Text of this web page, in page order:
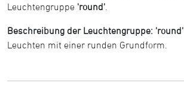
Leuchtengruppe 'round'
Beschreibung der Leuchtengruppe: 'round'
Leuchten mit einer runden Grundform.